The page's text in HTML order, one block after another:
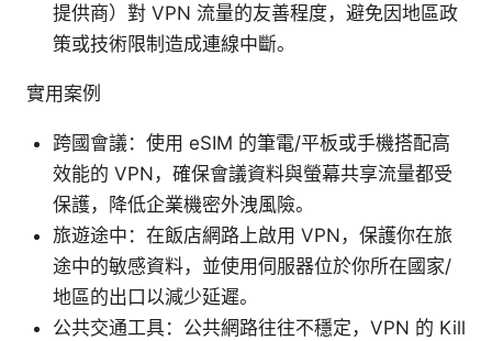
提供商）對 VPN 流量的友善程度，避免因地區政
策或技術限制造成連線中斷。
實用案例
跨國會議：使用 eSIM 的筆電/平板或手機搭配高
效能的 VPN，確保會議資料與螢幕共享流量都受
保護，降低企業機密外洩風險。
旅遊途中：在飯店網路上啟用 VPN，保護你在旅
途中的敏感資料，並使用伺服器位於你所在國家/
地區的出口以減少延遲。
公共交通工具：公共網路往往不穩定，VPN 的 Kill